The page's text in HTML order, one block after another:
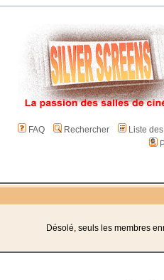
FAQ Rechercher
Liste
Désolé, seuls les membres